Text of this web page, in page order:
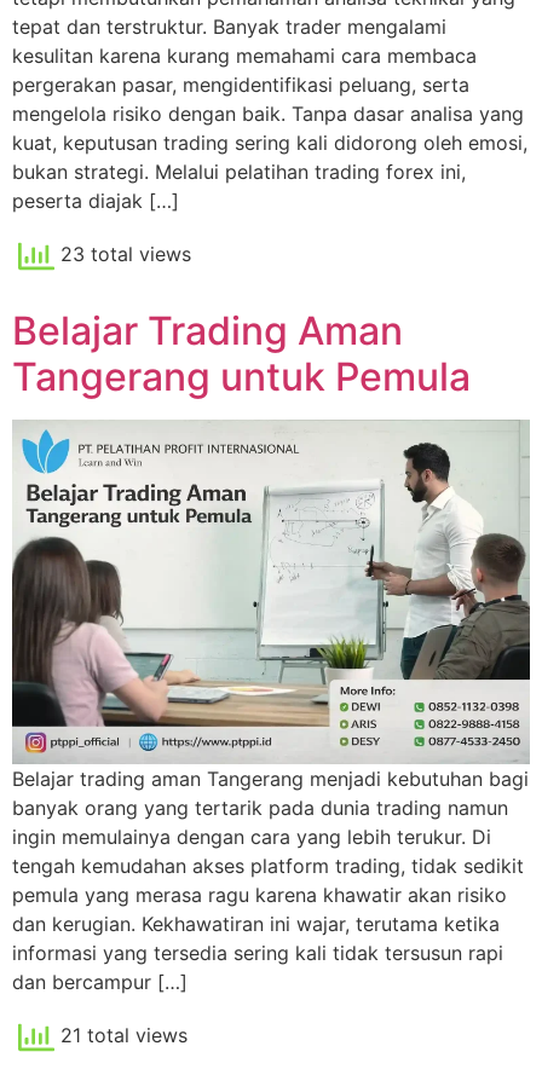
tepat dan terstruktur. Banyak trader mengalami
kesulitan karena kurang memahami cara membaca
pergerakan pasar, mengidentifikasi peluang, serta
mengelola risiko dengan baik. Tanpa dasar analisa yang
kuat, keputusan trading sering kali didorong oleh emosi,
bukan strategi. Melalui pelatihan trading forex ini,
peserta diajak […]
23 total views
Belajar Trading Aman
Tangerang untuk Pemula
Belajar trading aman Tangerang menjadi kebutuhan bagi
banyak orang yang tertarik pada dunia trading namun
ingin memulainya dengan cara yang lebih terukur. Di
tengah kemudahan akses platform trading, tidak sedikit
pemula yang merasa ragu karena khawatir akan risiko
dan kerugian. Kekhawatiran ini wajar, terutama ketika
informasi yang tersedia sering kali tidak tersusun rapi
dan bercampur […]
21 total views